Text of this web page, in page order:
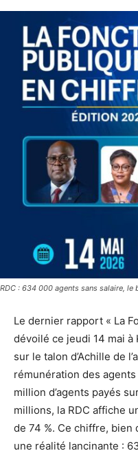
RDC : 634 000 agents sans salaire,
Le dernier rapport « La
dévoilé ce jeudi 14 mai
sur le talon d’Achille de
rémunération des agents
million d’agents payés
millions, la RDC affiche
de 74 %. Ce chiffre, bien
une réalité lancinante :